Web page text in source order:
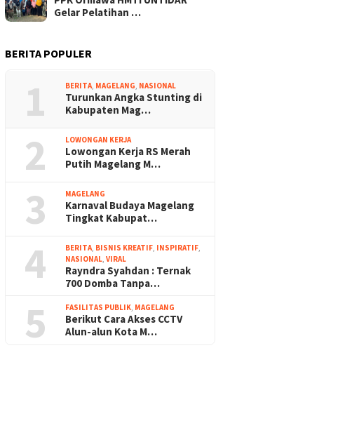
Belum Digaji
Gelar Pelatihan …
BERITA POPULER
1 BERITA, MAGELANG, NASIONAL
Turunkan Angka Stunting di
Kabupaten Mag…
2 LOWONGAN KERJA
Lowongan Kerja RS Merah
Putih Magelang M…
3 MAGELANG
Karnaval Budaya Magelang
Tingkat Kabupat…
4 BERITA, BISNIS KREATIF, INSPIRATIF,
NASIONAL,VIRAL
Rayndra Syahdan : Ternak
700 Domba Tanpa…
5 FASILITAS PUBLIK, MAGELANG
Berikut Cara Akses CCTV
Alun-alun Kota M…